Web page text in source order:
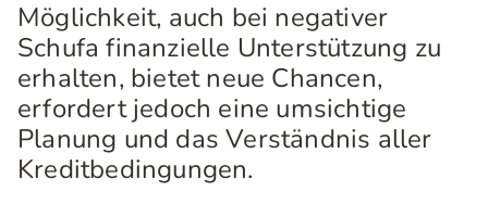
Möglichkeit, auch bei negativer
Schufa finanzielle Unterstützung zu
erhalten, bietet neue Chancen,
erfordert jedoch eine umsichtige
Planung und das Verständnis aller
Kreditbedingungen.